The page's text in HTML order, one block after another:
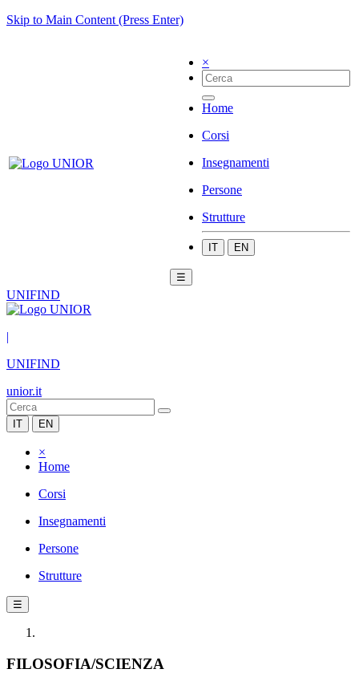
Skip to Main Content (Press Enter)
×
Home
Corsi
Insegnamenti
Persone
Strutture
IT EN
☰
UNIFIND
|
UNIFIND
unior.it
IT EN
×
Home
Corsi
Insegnamenti
Persone
Strutture
☰
FILOSOFIA/SCIENZA